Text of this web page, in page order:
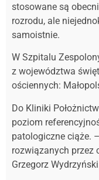
stosowane są
rozrodu, ale
samoistnie.
W Szpitalu
z województwa
ościennych:
Do Kliniki
poziom
patologiczne ciąże.
rozwiązanych przez
Grzegorz